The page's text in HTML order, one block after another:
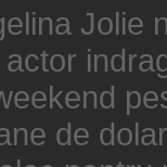
Jolie
de